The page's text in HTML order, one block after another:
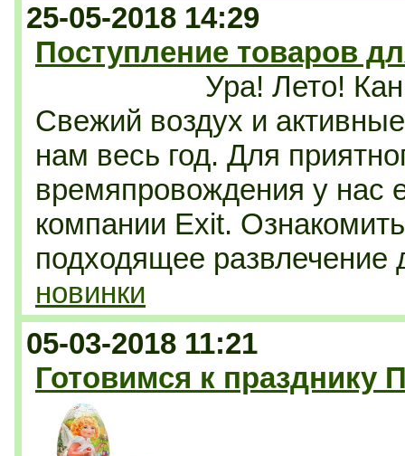
25-05-2018 14:29
Поступление товаров
Ура! Лето!
Свежий воздух и
нам весь год. Для
времяпровождения у нас
компании Exit.
подходящее
новинки
05-03-2018 11:21
Готовимся к празднику